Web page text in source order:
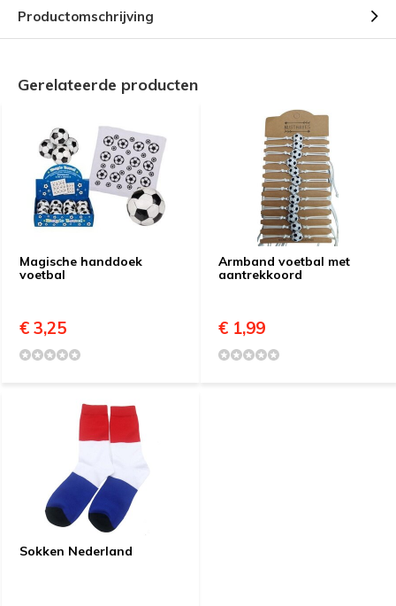
Productomschrijving
Gerelateerde producten
Magische handdoek
voetbal
€ 3,25
Armband voetbal met
aantrekkoord
€ 1,99
Sokken Nederland